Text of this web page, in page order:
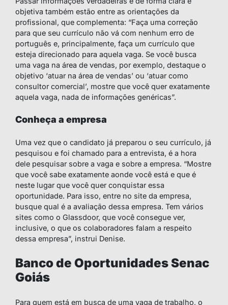
objetiva também estão entre as orientações da
profissional, que complementa: “Faça uma correção
para que seu currículo não vá com nenhum erro de
português e, principalmente, faça um currículo que
esteja direcionado para aquela vaga. Se você busca
uma vaga na área de vendas, por exemplo, destaque o
objetivo ‘atuar na área de vendas’ ou ‘atuar como
consultor comercial’, mostre que você quer exatamente
aquela vaga, nada de informações genéricas”.
Conheça a empresa
Uma vez que o candidato já preparou o seu currículo, já
pesquisou e foi chamado para a entrevista, é a hora
dele pesquisar sobre a vaga e sobre a empresa. “Mostre
que você sabe exatamente aonde você está e que é
neste lugar que você quer conquistar essa
oportunidade. Para isso, entre no site da empresa,
busque qual é a avaliação dessa empresa. Tem vários
sites como o Glassdoor, que você consegue ver,
inclusive, o que os colaboradores falam a respeito
dessa empresa”, instrui Denise.
Banco de Oportunidades Senac
Goiás
Para quem está em busca de uma vaga de trabalho, o